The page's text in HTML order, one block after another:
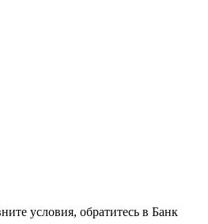
условия, обратитесь в Банк